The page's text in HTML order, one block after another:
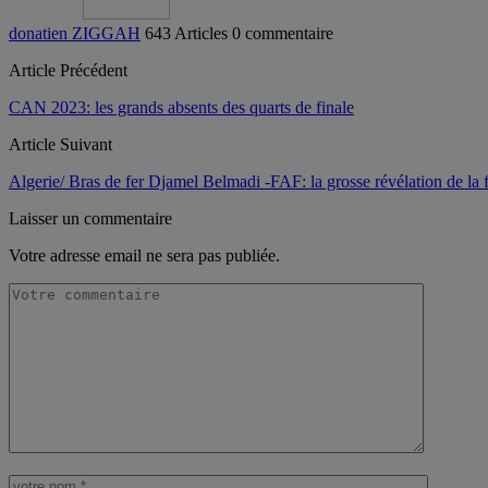
donatien ZIGGAH 643 Articles 0 commentaire
Article Précédent
CAN 2023: les grands absents des quarts de finale
Article Suivant
Algerie/ Bras de fer Djamel Belmadi -FAF: la grosse révélation de la
Laisser un commentaire
Votre adresse email ne sera pas publiée.